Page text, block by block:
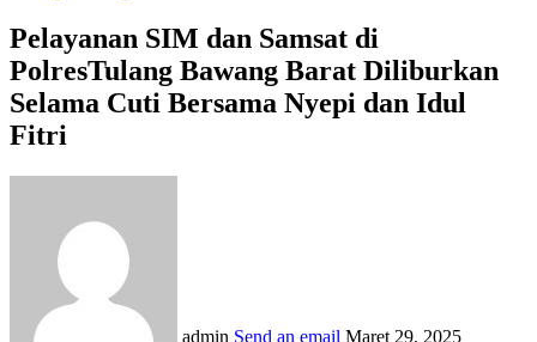
Pelayanan SIM dan Samsat di
PolresTulang Bawang Barat Diliburkan
Selama Cuti Bersama Nyepi dan Idul
Fitri
admin Send an email Maret 29, 2025